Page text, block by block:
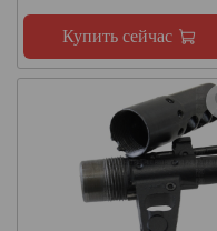
Купить сейчас